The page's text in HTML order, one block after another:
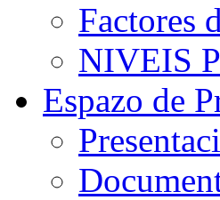
Factores
NIVEIS
Espazo de